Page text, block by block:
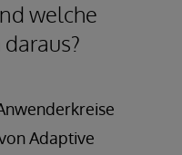
welche
Adaptive